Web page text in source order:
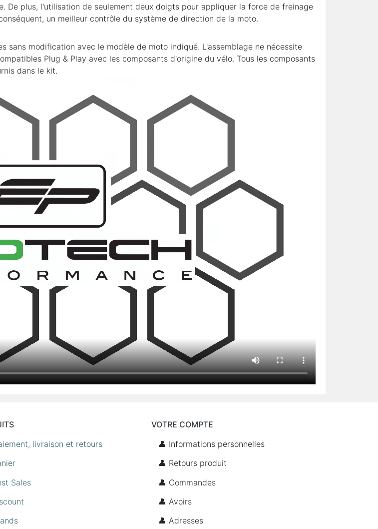
De plus, l'utilisation de seulement deux doigts pour appliquer la force de freinage
un meilleur contrôle du système de direction de la moto.
sans modification avec le modèle de moto indiqué. L'assemblage ne nécessite
Plug & Play avec les composants d'origine du vélo. Tous les composants
dans le kit.
livraison et retours
Sales
VOTRE COMPTE
👤 Informations personnelles
👤 Retours produit
👤 Commandes
👤 Avoirs
👤 Adresses